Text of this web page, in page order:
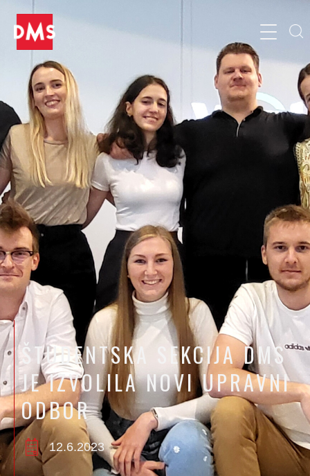
ŠTUDENTSKA SEKCIJA DMS
JE IZVOLILA NOVI UPRAVNI
ODBOR
12.6.2023